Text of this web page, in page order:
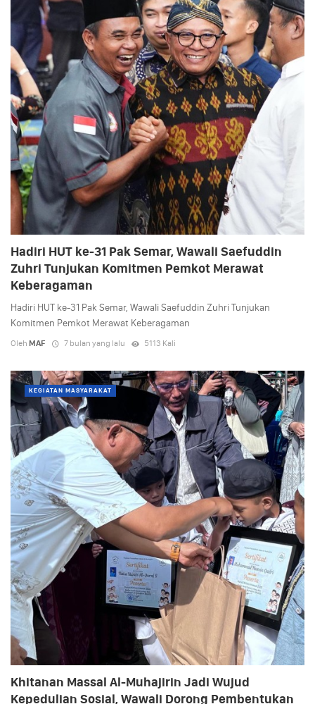
Hadiri HUT ke-31 Pak Semar, Wawali Saefuddin
Zuhri Tunjukan Komitmen Pemkot Merawat
Keberagaman
Hadiri HUT ke-31 Pak Semar, Wawali Saefuddin Zuhri Tunjukan
Komitmen Pemkot Merawat Keberagaman
Oleh MAF 7 bulan yang lalu 5113 Kali
KEGIATAN MASYARAKAT
Khitanan Massal Al-Muhajirin Jadi Wujud
Kepedulian Sosial, Wawali Dorong Pembentukan